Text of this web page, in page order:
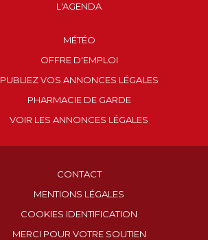
L'AGENDA
MÉTÉO
OFFRE D'EMPLOI
PUBLIEZ VOS ANNONCES LÉGALES
PHARMACIE DE GARDE
VOIR LES ANNONCES LÉGALES
CONTACT
MENTIONS LÉGALES
COOKIES IDENTIFICATION
MERCI POUR VOTRE SOUTIEN